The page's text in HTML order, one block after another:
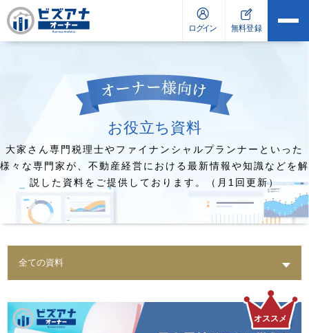
お役立ち資料
大家さん専門税理士やファイナンシャルプランナーといった
様々な専門家が、 不動産経営における最新情報や知識などを解
説した資料をご提供しております。（月1回更新）